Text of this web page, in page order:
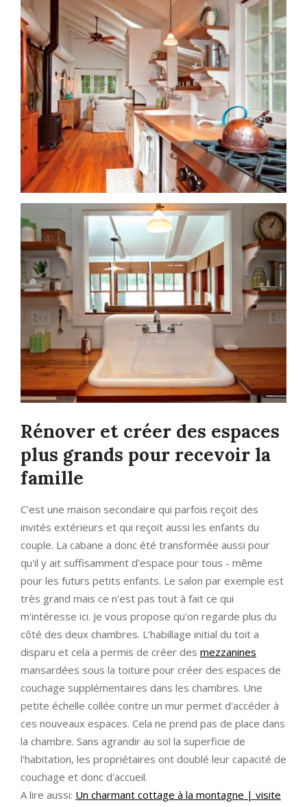
Rénover et créer des espaces
plus grands pour recevoir la
famille
C'est une maison secondaire qui parfois reçoit des
invités extérieurs et qui reçoit aussi les enfants du
couple. La cabane a donc été transformée aussi pour
qu'il y ait suffisamment d'espace pour tous - même
pour les futurs petits enfants. Le salon par exemple est
très grand mais ce n'est pas tout à fait ce qui
m'intéresse ici. Je vous propose qu'on regarde plus du
côté des deux chambres. L'habillage initial du toit a
disparu et cela a permis de créer des mezzanines
mansardées sous la toiture pour créer des espaces de
couchage supplémentaires dans les chambres. Une
petite échelle collée contre un mur permet d'accéder à
ces nouveaux espaces. Cela ne prend pas de place dans
la chambre. Sans agrandir au sol la superficie de
l'habitation, les propriétaires ont doublé leur capacité de
couchage et donc d'accueil.
A lire aussi: Un charmant cottage à la montagne | visite